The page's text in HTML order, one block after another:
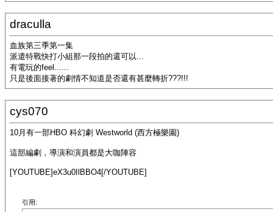
draculla
血族第三季第一集
派遣特戰快打小組那一段拍的還可以...
有電玩的feel......
只是後面接著的劇情不知道是否還有甚麼轉折???!!!
cys070
10月有一部HBO 科幻劇 Westworld (西方極樂園)
這部編劇，導演和演員都是大咖陣容
[YOUTUBE]eX3u0IlBBO4[/YOUTUBE]
引用: